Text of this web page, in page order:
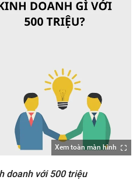
Xem toàn màn hình
doanh với 500 triệu